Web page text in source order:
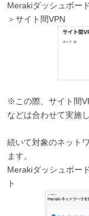
Merakiダッシュボー
＞サイト間VPN
※この際、サイト間
などは合わせて実施
続いて対象のネット
ます。
Merakiダッシュボー
ト